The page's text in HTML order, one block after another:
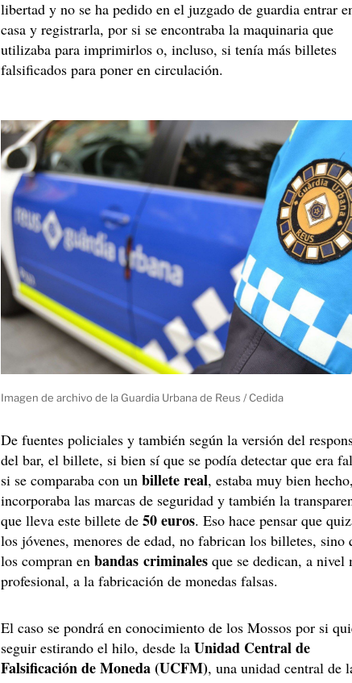
libertad y no se ha pedido en el juzgado de guardia entrar
casa y registrarla, por si se encontraba la maquinaria que
utilizaba para imprimirlos o, incluso, si tenía más billetes
falsificados para poner en circulación.
Imagen de archivo de la Guardia Urbana de Reus / Cedida
De fuentes policiales y también según la versión del
del bar, el billete, si bien sí que se podía detectar que era
si se comparaba con unbillete real, estaba muy bien hecho,
incorporaba las marcas de seguridad y también la
que lleva este billete de50 euros. Eso hace pensar que
los jóvenes, menores de edad, no fabrican los billetes, sino
los compran enbandas criminales que se dedican, a nivel
profesional, a la fabricación de monedas falsas.
El caso se pondrá en conocimiento de los Mossos por si
seguir estirando el hilo, desde laUnidad Central de
Falsificación de Moneda (UCFM), una unidad central de